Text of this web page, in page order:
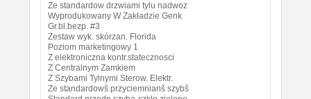
Ze standardow drzwiami tylu nadwoz
Wyprodukowany W Zakładzie Genk
Gr.bl.bezp. #3
Zestaw wyk. skórzan. Florida
Poziom marketingowy 1
Z elektroniczna kontr.statecznosci
Z Centralnym Zamkiem
Z Szybami Tylnymi Sterow. Elektr.
Ze standardowš przyciemnianš szybš